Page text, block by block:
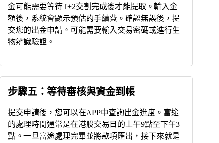
金可能需要等待T+2交割完成後才能提取。輸入金
額後，系統會顯示預估的手續費。確認無誤後，提
交您的出金申請。可能需要輸入交易密碼或進行生
物辨識驗證。
步驟五：等待審核與資金到帳
提交申請後，您可以在APP中查詢出金進度。富途
的處理時間通常是在港股交易日的上午9點至下午3
點。一旦富途處理完畢並將款項匯出，接下來就是